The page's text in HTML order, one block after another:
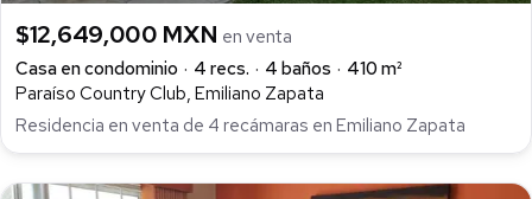
$12,649,000 MXN en venta
Casa en condominio
4 recs. 4 baños
410 m²
Paraíso Country Club, Emiliano Zapata
Residencia en venta de 4 recámaras en Emiliano Zapata